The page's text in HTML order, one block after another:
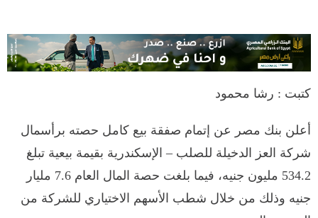
كتبت : رشا محمود
أعلن بنك مصر عن إتمام صفقة بيع كامل حصته برأسمال
شركة العز الدخيلة للصلب – الإسكندرية بقيمة بيعية تبلغ
534.2 مليون جنيه، فيما بلغت حصة المال العام 7.6 مليار
جنيه وذلك من خلال شطب الأسهم الاختياري للشركة من